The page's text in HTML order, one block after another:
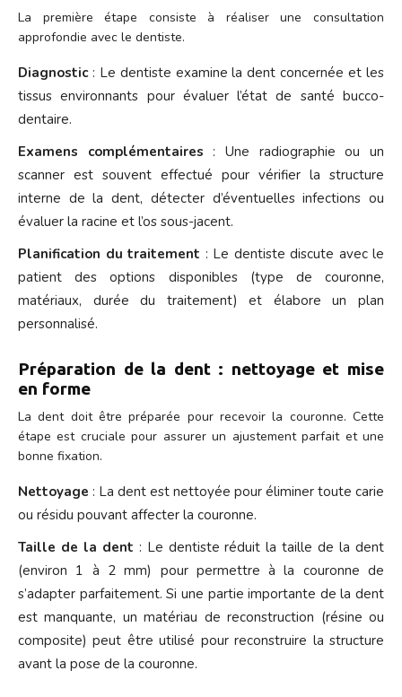
La première étape consiste à réaliser une consultation
approfondie avec le dentiste.
Diagnostic: Le dentiste examine la dent concernée et les
tissus environnants pour évaluer l’état de santé bucco-
dentaire.
Examens complémentaires : Une radiographie ou un
scanner est souvent effectué pour vérifier la structure
interne de la dent, détecter d’éventuelles infections ou
évaluer la racine et l’os sous-jacent.
Planification du traitement : Le dentiste discute avec le
patient des options disponibles (type de couronne,
matériaux, durée du traitement) et élabore un plan
personnalisé.
Préparation de la dent : nettoyage et mise
en forme
La dent doit être préparée pour recevoir la couronne. Cette
étape est cruciale pour assurer un ajustement parfait et une
bonne fixation.
Nettoyage : La dent est nettoyée pour éliminer toute carie
ou résidu pouvant affecter la couronne.
Taille de la dent : Le dentiste réduit la taille de la dent
(environ 1 à 2 mm) pour permettre à la couronne de
s’adapter parfaitement. Si une partie importante de la dent
est manquante, un matériau de reconstruction (résine ou
composite) peut être utilisé pour reconstruire la structure
avant la pose de la couronne.